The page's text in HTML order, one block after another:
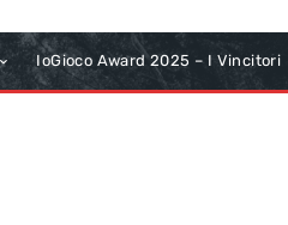
IoGioco Award 2025 – I Vincitori